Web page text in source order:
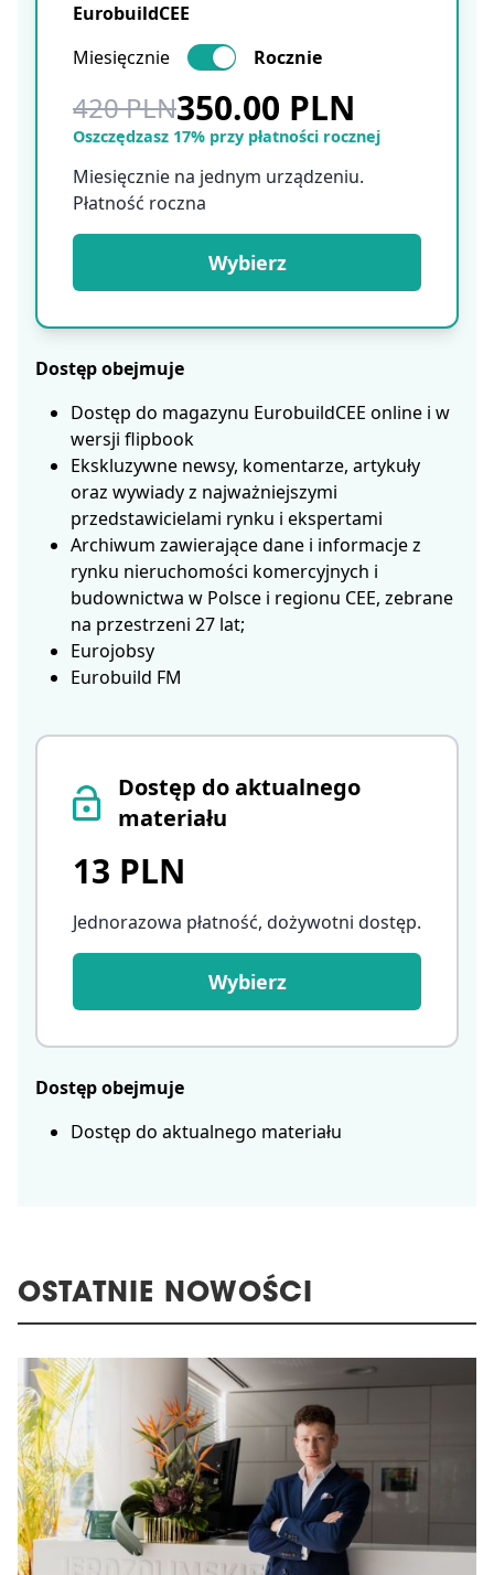
Dostęp do aktualnego
materiału
13 PLN
Jednorazowa płatność, dożywotni dostęp.
Wybierz
Dostęp obejmuje
Dostęp do aktualnego materiału
EurobuildCEE
Miesięcznie
Rocznie
420 PLN350.00 PLN
Oszczędzasz 17% przy płatności rocznej
Miesięcznie na jednym urządzeniu.
Płatność roczna
Wybierz
Dostęp obejmuje
Dostęp do magazynu EurobuildCEE online i w
wersji flipbook
Ekskluzywne newsy, komentarze, artykuły
oraz wywiady z najważniejszymi
przedstawicielami rynku i ekspertami
Archiwum zawierające dane i informacje z
rynku nieruchomości komercyjnych i
budownictwa w Polsce i regionu CEE, zebrane
na przestrzeni 27 lat;
Eurojobsy
Eurobuild FM
OSTATNIE NOWOŚCI